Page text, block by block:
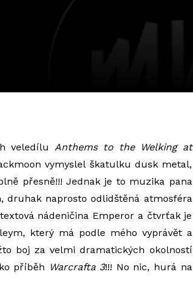
veledílu Anthems to the Welking at
vymyslel škatulku dusk metal,
přesně!!! Jednak je to muzika pana
druhak naprosto odlidštěná atmosféra
nádeničina Emperor a čtvrťak je
který má podle mého vyprávět a
boj za velmi dramatických okolností
příběh Warcrafta 3!!! No nic, hurá na